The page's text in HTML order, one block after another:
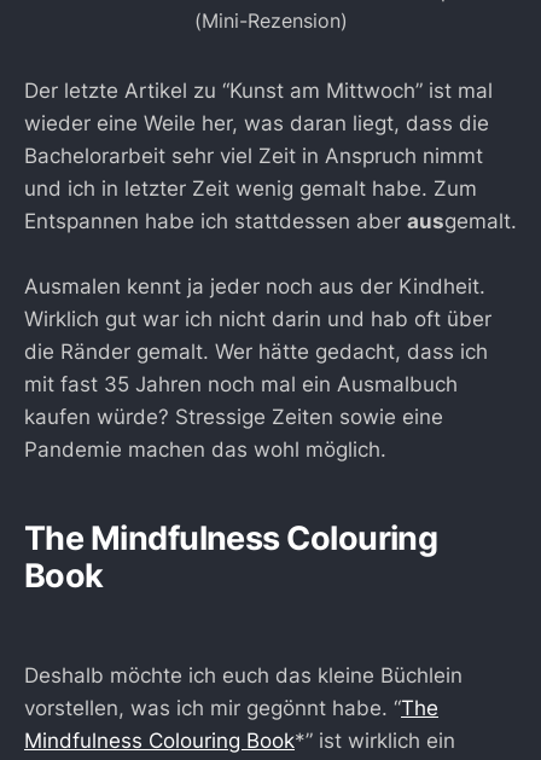
Der letzte Artikel zu “Kunst am Mittwoch” ist mal
wieder eine Weile her, was daran liegt, dass die
Bachelorarbeit sehr viel Zeit in Anspruch nimmt
und ich in letzter Zeit wenig gemalt habe. Zum
Entspannen habe ich stattdessen aber ausgemalt.
Ausmalen kennt ja jeder noch aus der Kindheit.
Wirklich gut war ich nicht darin und hab oft über
die Ränder gemalt. Wer hätte gedacht, dass ich
mit fast 35 Jahren noch mal ein Ausmalbuch
kaufen würde? Stressige Zeiten sowie eine
Pandemie machen das wohl möglich.
The Mindfulness Colouring
Book
Deshalb möchte ich euch das kleine Büchlein
vorstellen, was ich mir gegönnt habe. “The
Mindfulness Colouring Book*” ist wirklich ein